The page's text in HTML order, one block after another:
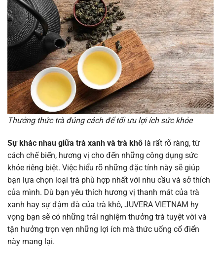
Thưởng thức trà đúng cách để tối ưu lợi ích sức khỏe
Sự khác nhau giữa trà xanh và trà khô là rất rõ ràng, từ
cách chế biến, hương vị cho đến những công dụng sức
khỏe riêng biệt. Việc hiểu rõ những đặc tính này sẽ giúp
bạn lựa chọn loại trà phù hợp nhất với nhu cầu và sở thích
của mình. Dù bạn yêu thích hương vị thanh mát của trà
xanh hay sự đậm đà của trà khô, JUVERA VIETNAM hy
vọng bạn sẽ có những trải nghiệm thưởng trà tuyệt vời và
tận hưởng trọn vẹn những lợi ích mà thức uống cổ điển
này mang lại.